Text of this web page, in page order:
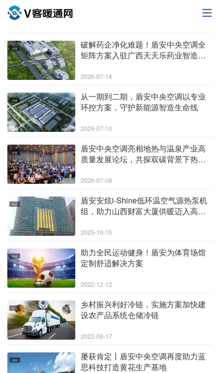
企业
破解药企净化难题！盾安中央空调全
矩阵方案入驻广西天天乐药业智造基
2026-07-14
企业
从一期到二期，盾安中央空调以专业
环控方案，守护新能源智造生命线
2026-07-10
企业
盾安中央空调亮相地热与温泉产业高
质量发展论坛，共探双碳背景下热泵
2026-07-08
企业
盾安安炫i-Shine低环温空气源热泵机
组，助力山西财富大厦供暖迈入高效
2025-10-15
企业
助力全民运动健身！盾安为体育场馆
定制舒适解决方案
2022-12-12
企业
乡村振兴利好冷链，实施方案加快建
设农产品系统仓储冷链
2022-06-17
企业
屡获肯定丨盾安中央空调再度助力蓝
思科技打造黄花生产基地